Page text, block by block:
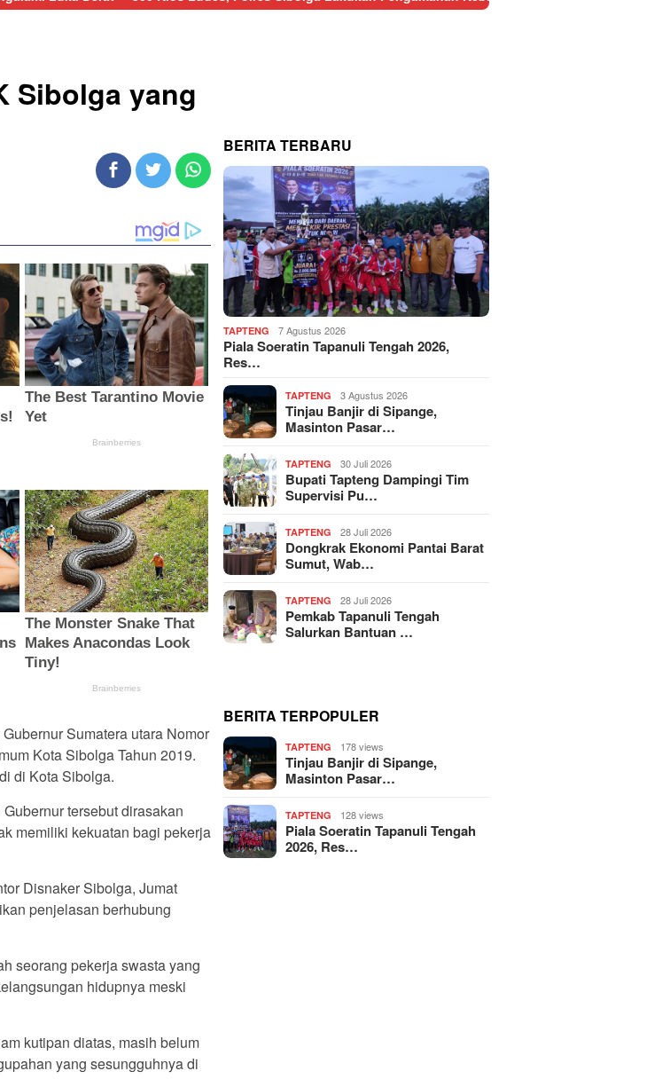
Sibolga yang
Sumatera utara Nomor
Kota Sibolga Tahun 2019.
di Kota Sibolga.
tersebut dirasakan
memiliki kekuatan bagi pekerja
Disnaker Sibolga, Jumat
penjelasan berhubung
seorang pekerja swasta yang
hidupnya meski
kutipan diatas, masih belum
yang sesungguhnya di
BERITA TERBARU
TAPTENG 7 Agustus 2026
Piala Soeratin Tapanuli Tengah 2026,
Res…
TAPTENG 3 Agustus 2026
Tinjau Banjir di Sipange,
Masinton Pasar…
TAPTENG 30 Juli 2026
Bupati Tapteng Dampingi Tim
Supervisi Pu…
TAPTENG 28 Juli 2026
Dongkrak Ekonomi Pantai Barat
Sumut, Wab…
TAPTENG 28 Juli 2026
Pemkab Tapanuli Tengah
Salurkan Bantuan …
BERITA TERPOPULER
TAPTENG 178 views
Tinjau Banjir di Sipange,
Masinton Pasar…
TAPTENG 128 views
Piala Soeratin Tapanuli Tengah
2026, Res…